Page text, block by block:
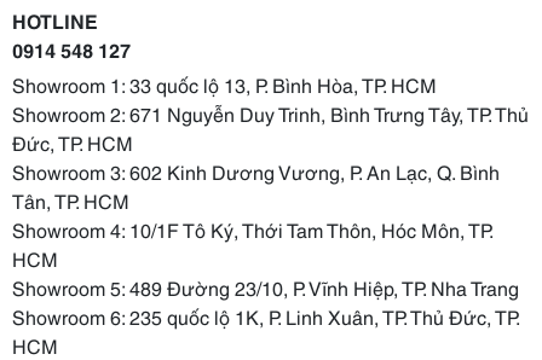
HOTLINE
0914 548 127
Showroom 1: 33 quốc lộ 13, P. Bình Hòa, TP. HCM
Showroom 2: 671 Nguyễn Duy Trinh, Bình Trưng Tây, TP. Thủ
Đức, TP. HCM
Showroom 3: 602 Kinh Dương Vương, P. An Lạc, Q. Bình
Tân, TP. HCM
Showroom 4: 10/1F Tô Ký, Thới Tam Thôn, Hóc Môn, TP.
HCM
Showroom 5: 489 Đường 23/10, P. Vĩnh Hiệp, TP. Nha Trang
Showroom 6: 235 quốc lộ 1K, P. Linh Xuân, TP. Thủ Đức, TP.
HCM